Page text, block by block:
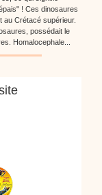
! Ces dinosaures
au Crétacé supérieur.
possédait le
Homalocephale...